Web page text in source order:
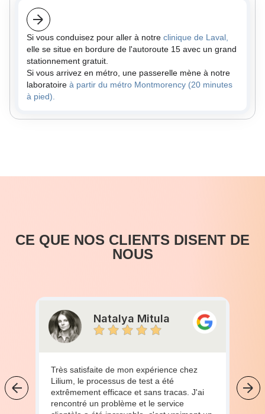
Si vous conduisez pour aller à notre clinique de Laval,
elle se situe en bordure de l'autoroute 15 avec un grand
stationnement gratuit.
Si vous arrivez en métro, une passerelle mène à notre
laboratoire à partir du métro Montmorency (20 minutes
à pied).
CE QUE NOS CLIENTS DISENT DE
NOUS
Natalya Mitula
Très satisfaite de mon expérience chez
Lilium, le processus de test a été
extrêmement efficace et sans tracas. J'ai
rencontré un problème et le service